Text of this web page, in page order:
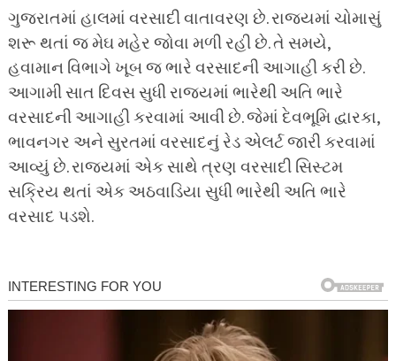
ગુજરાતમાં હાલમાં વરસાદી વાતાવરણ છે. રાજ્યમાં ચોમાસું
શરૂ થતાં જ મેઘ મહેર જોવા મળી રહી છે. તે સમયે,
હવામાન વિભાગે ખૂબ જ ભારે વરસાદની આગાહી કરી છે.
આગામી સાત દિવસ સુધી રાજ્યમાં ભારેથી અતિ ભારે
વરસાદની આગાહી કરવામાં આવી છે. જેમાં દેવભૂમિ દ્વારકા,
ભાવનગર અને સુરતમાં વરસાદનું રેડ એલર્ટ જારી કરવામાં
આવ્યું છે. રાજ્યમાં એક સાથે ત્રણ વરસાદી સિસ્ટમ
સક્રિય થતાં એક અઠવાડિયા સુધી ભારેથી અતિ ભારે
વરસાદ પડશે.